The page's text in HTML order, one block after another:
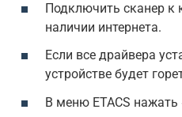
Подключить сканер к
наличии интернета.
Если все драйвера
устройстве будет
В меню ETACS нажать